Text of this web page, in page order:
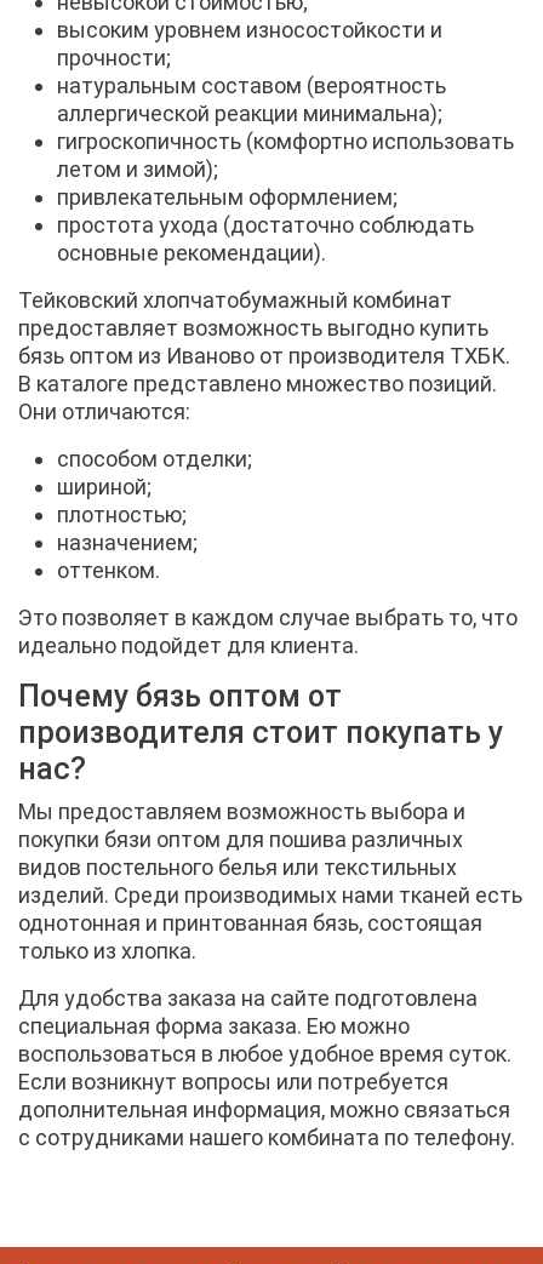
высоким уровнем износостойкости и
прочности;
натуральным составом (вероятность
аллергической реакции минимальна);
гигроскопичность (комфортно использовать
летом и зимой);
привлекательным оформлением;
простота ухода (достаточно соблюдать
основные рекомендации).
Тейковский хлопчатобумажный комбинат
предоставляет возможность выгодно купить
бязь оптом из Иваново от производителя ТХБК.
В каталоге представлено множество позиций.
Они отличаются:
способом отделки;
шириной;
плотностью;
назначением;
оттенком.
Это позволяет в каждом случае выбрать то, что
идеально подойдет для клиента.
Почему бязь оптом от
производителя стоит покупать у
нас?
Мы предоставляем возможность выбора и
покупки бязи оптом для пошива различных
видов постельного белья или текстильных
изделий. Среди производимых нами тканей есть
однотонная и принтованная бязь, состоящая
только из хлопка.
Для удобства заказа на сайте подготовлена
специальная форма заказа. Ею можно
воспользоваться в любое удобное время суток.
Если возникнут вопросы или потребуется
дополнительная информация, можно связаться
с сотрудниками нашего комбината по телефону.